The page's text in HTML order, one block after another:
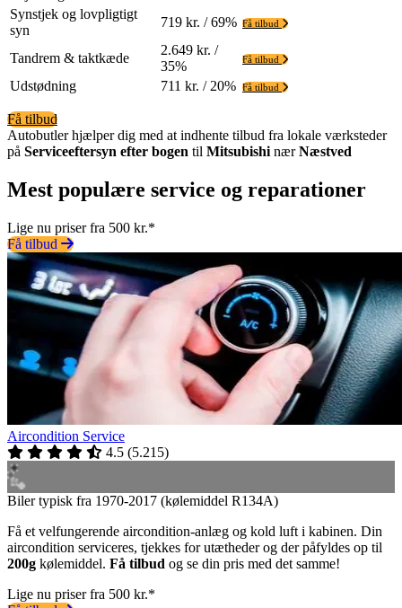
Synstjek og lovpligtigt
syn
719 kr. / 69% Få tilbud
Tandrem & taktkæde
2.649 kr. /
35%
Få tilbud
Udstødning 711 kr. / 20% Få tilbud
Få tilbud
Autobutler hjælper dig med at indhente tilbud fra lokale værksteder
på Serviceeftersyn efter bogen til MitsubishinærNæstved
Mest populære service og reparationer
Lige nu priser fra 500 kr.*
Få tilbud
Aircondition Service
4.5 (5.215)
Biler typisk fra 1970-2017 (kølemiddel R134A)
Få et velfungerende aircondition-anlæg og kold luft i kabinen. Din
aircondition serviceres, tjekkes for utætheder og der påfyldes op til
200g kølemiddel. Få tilbud og se din pris med det samme!
Lige nu priser fra 500 kr.*